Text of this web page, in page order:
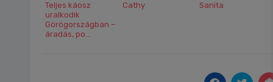
Teljes káosz
uralkodik
Görögországban –
áradás, po...
Cathy Sanita